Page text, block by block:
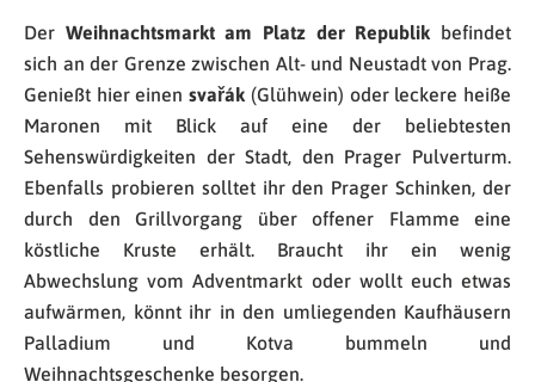
Der Weihnachtsmarkt am Platz der Republik befindet
sich an der Grenze zwischen Alt- und Neustadt von Prag.
Genießt hier einensvařák (Glühwein) oder leckere heiße
Maronen mit Blick auf eine der beliebtesten
Sehenswürdigkeiten der Stadt, den Prager Pulverturm.
Ebenfalls probieren solltet ihr den Prager Schinken, der
durch den Grillvorgang über offener Flamme eine
köstliche Kruste erhält. Braucht ihr ein wenig
Abwechslung vom Adventmarkt oder wollt euch etwas
aufwärmen, könnt ihr in den umliegenden Kaufhäusern
Palladium und Kotva bummeln und
Weihnachtsgeschenke besorgen.